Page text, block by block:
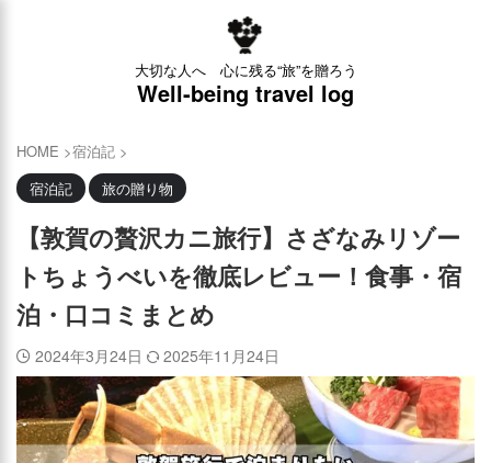
大切な人へ 心に残る“旅”を贈ろう
Well-being travel log
HOME >宿泊記 >
宿泊記
旅の贈り物
【敦賀の贅沢カニ旅行】さざなみリゾー
トちょうべいを徹底レビュー！食事・宿
泊・口コミまとめ
2024年3月24日 2025年11月24日